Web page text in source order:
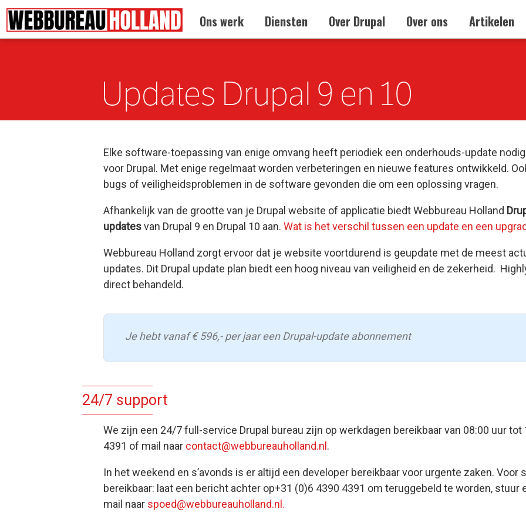
Updates Drupal 9 en 10
Terug naar: Home Ons werk Diensten Over Drupal Over ons Artikelen
Elke software-toepassing van enige omvang heeft periodiek een onderhouds-update
voor Drupal. Met enige regelmaat worden verbeteringen en nieuwe features ontwikkeld.
bugs of veiligheidsproblemen in de software gevonden die om een oplossing vragen.
Afhankelijk van de grootte van je Drupal website of applicatie biedt Webbureau Holland
updatesvan Drupal 9 en Drupal 10 aan. Wat is het verschil tussen een update en een up
Webbureau Holland zorgt ervoor dat je website voortdurend is geupdate met de meest
updates. Dit Drupal update plan biedt een hoog niveau van veiligheid en de zekerheid.
direct behandeld.
Je hebt vanaf € 596,- per jaar een Drupal-update abonnement
24/7 support
We zijn een 24/7 full-service Drupal bureau zijn op werkdagen bereikbaar van 08:00 uur tot
4391 of mail naar contact@webbureauholland.nl .
In het weekend en s’avonds is er altijd een developer bereikbaar voor urgente zaken.
bereikbaar: laat een bericht achter op+31 (0)6 4390 4391 om teruggebeld te worden, stuur
mail naar spoed@webbureauholland.nl.